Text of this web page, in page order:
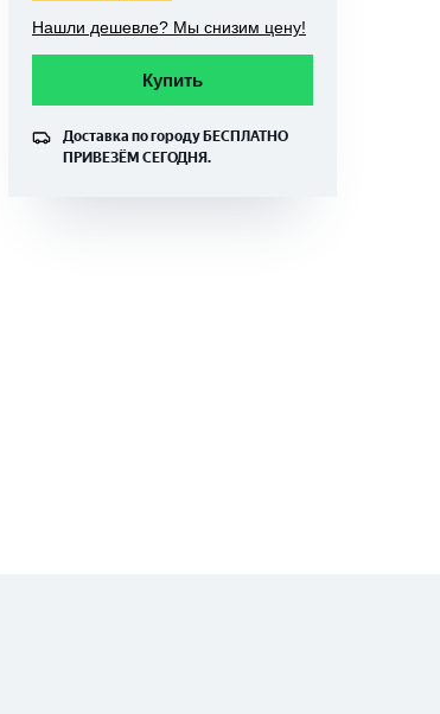
Нашли дешевле? Мы снизим цену!
Купить
Доставка по городу БЕСПЛАТНО
ПРИВЕЗЁМ СЕГОДНЯ.